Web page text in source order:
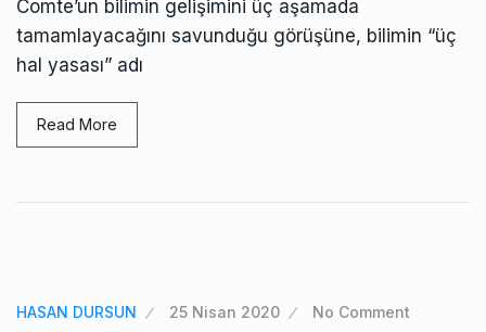
Comte’un bilimin gelişimini üç aşamada
tamamlayacağını savunduğu görüşüne, bilimin “üç
hal yasası” adı
Read More
HASAN DURSUN 25 Nisan 2020 No Comment